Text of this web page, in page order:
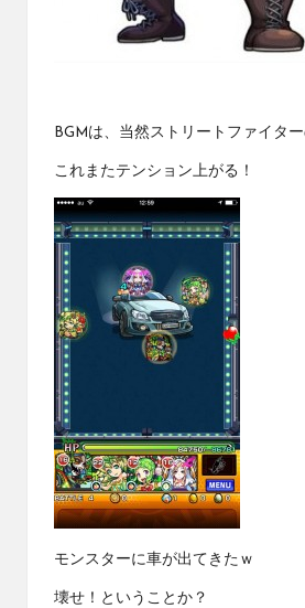
BGMは、当然ストリートファイター
これまたテンション上がる！
モンスターに車が出てきたｗ
壊せ！ということか？